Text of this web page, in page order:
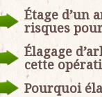
Étage d’un
risques
Élagage
cette
Pourquoi